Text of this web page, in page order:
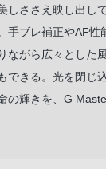
しささえ映し出し
手ブレ補正やAF性
ながら広々とした
できる。光を閉じ
輝きを、G